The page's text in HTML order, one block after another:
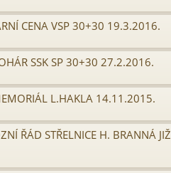
CENA VSP 30+30 19.3.2016.
SSK SP 30+30 27.2.2016.
L.HAKLA 14.11.2015.
ŘÁD STŘELNICE H. BRANNÁ JIŽ